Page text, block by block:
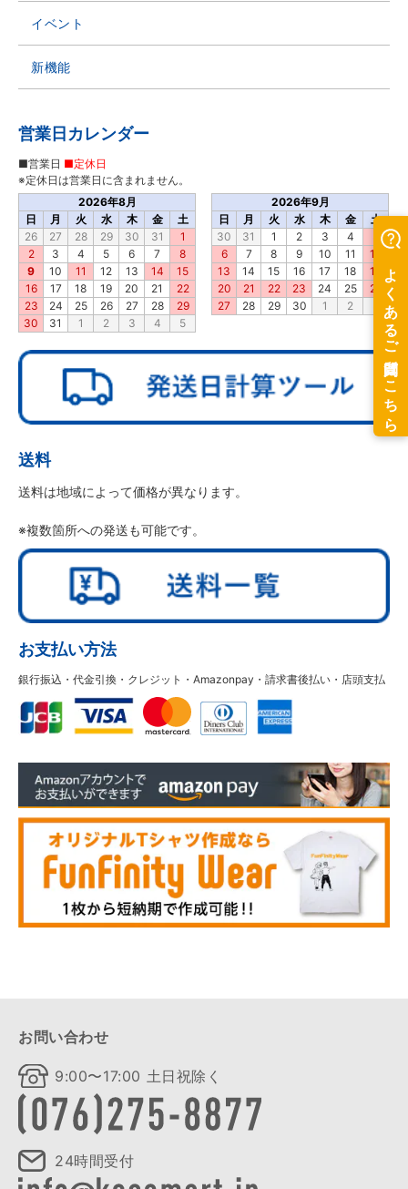
イベント
新機能
営業日カレンダー
2026年8月
日
月 火 水 木 金
土
26
27 28 29 30 31
1
2
3 4 5 6 7
8
9
10 11 12 13 14
15
16
17 18 19 20 21
22
23
24 25 26 27 28
29
30
31 1 2 3 4 5
2026年9月
日
月 火 水 木 金
土
30
31 1 2 3 4
6
7 8 9 10 11
12
13
14 15 16 17 18
19
20
21 22 23 24 25
26
27
28 29 30 1 2
■営業日 ■定休日
※定休日は営業日に含まれません。
送料
送料は地域によって価格が異なります。
※複数箇所への発送も可能です。
お支払い方法
銀行振込・代金引換・クレジット・Amazonpay・請求書後払い・店頭支払
お問い合わせ
9:00〜17:00 土日祝除く
24時間受付